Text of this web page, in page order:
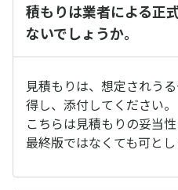
積もりは業者による正
ないでしょうか。
見積もりは、想定されう
得し、添付してください。
こちらは見積もりの妥当
最終版ではなくても可とし